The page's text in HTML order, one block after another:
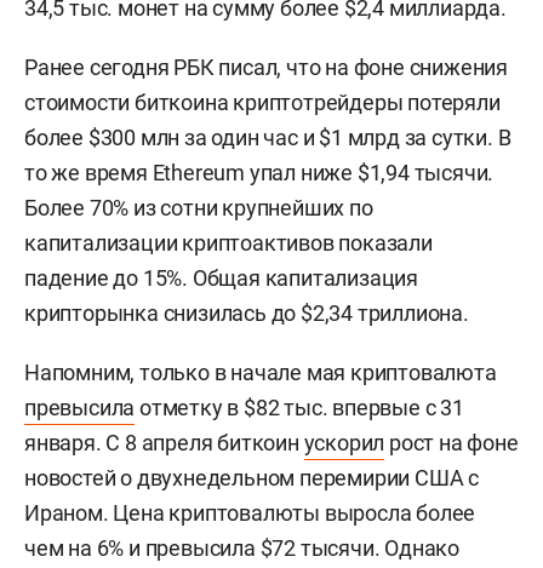
34,5 тыс. монет на сумму более $2,4 миллиарда.
Ранее сегодня РБК писал, что на фоне снижения
стоимости биткоина криптотрейдеры потеряли
более $300 млн за один час и $1 млрд за сутки. В
то же время Ethereum упал ниже $1,94 тысячи.
Более 70% из сотни крупнейших по
капитализации криптоактивов показали
падение до 15%. Общая капитализация
крипторынка снизилась до $2,34 триллиона.
Напомним, только в начале мая криптовалюта
превысила отметку в $82 тыс. впервые с 31
января. С 8 апреля биткоин ускорил рост на фоне
новостей о двухнедельном перемирии США с
Ираном. Цена криптовалюты выросла более
чем на 6% и превысила $72 тысячи. Однако